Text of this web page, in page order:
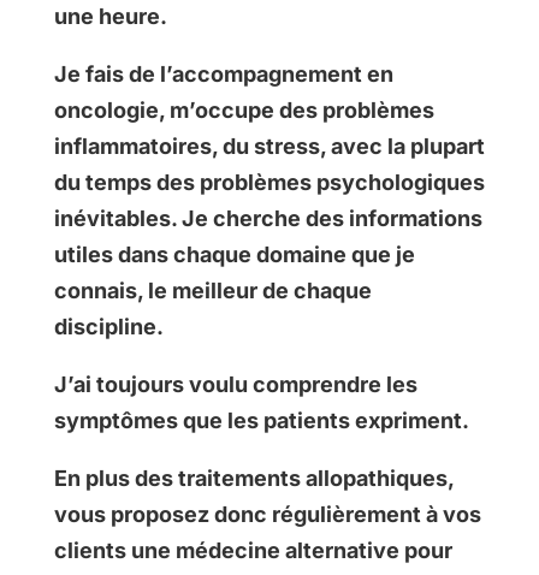
une heure.
Je fais de l’accompagnement en
oncologie, m’occupe des problèmes
inflammatoires, du stress, avec la plupart
du temps des problèmes psychologiques
inévitables. Je cherche des informations
utiles dans chaque domaine que je
connais, le meilleur de chaque
discipline.
J’ai toujours voulu comprendre les
symptômes que les patients expriment.
En plus des traitements allopathiques,
vous proposez donc régulièrement à vos
clients une médecine alternative pour